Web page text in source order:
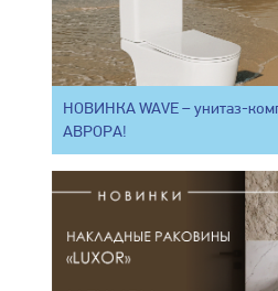
НОВИНКА WAVE – унитаз-
АВРОРА!